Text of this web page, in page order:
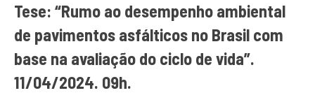
Tese: “Rumo ao desempenho ambiental
de pavimentos asfálticos no Brasil com
base na avaliação do ciclo de vida”.
11/04/2024. 09h.